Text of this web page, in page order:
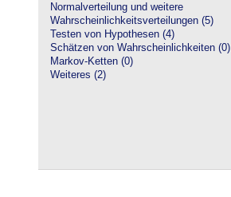
Normalverteilung und weitere
Wahrscheinlichkeitsverteilungen (5)
Testen von Hypothesen (4)
Schätzen von Wahrscheinlichkeiten (0)
Markov-Ketten (0)
Weiteres (2)